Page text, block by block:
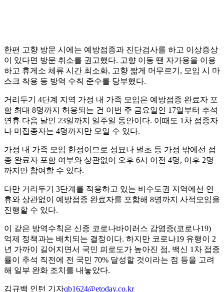
한편 고향 방문 시에는 예방접종과 진단검사를 하고 이상증상
이 있다면 방문 취소를 권고했다. 고향 이동 땐 자가용을 이용
하고 휴게소 체류 시간 최소화, 고향 짧게 머무르기, 모임 시 마
스크 착용 등 방역 수칙 준수를 당부했다.
거리두기 4단계 지역 가정 내 가족 모임은 예방접종 완료자 포
함 최대 8명까지 허용되는 건 이번 주 금요일인 17일부터 추석
연휴 다음 날인 23일까지 일주일 동안이다. 이때도 1차 접종자
나 미접종자는 4명까지만 모일 수 있다.
가정 내 가족 모임 한정이므로 성묘나 벌초 등 가정 밖에선 접
종 완료자 포함 여부와 상관없이 오후 6시 이전 4명, 이후 2명
까지만 참여할 수 있다.
다만 거리두기 3단계를 적용하고 있는 비수도권 지역에선 연
휴와 상관없이 예방접종 완료자를 포함해 8명까지 사적모임을
진행할 수 있다.
이 같은 방역수칙은 신종 코로나바이러스 감염증(코로나19)
억제 정책과는 배치되는 결정이다. 하지만 코로나19 유행이 2
년 가까이 길어지면서 국민 피로도가 높아진 점, 백신 1차 접종
률이 추석 직전에 전 국민 70% 달성할 것이라는 점 등을 고려
해 일부 완화 조치를 내놓았다.
김규백 인턴 기자qb1624@etoday.co.kr